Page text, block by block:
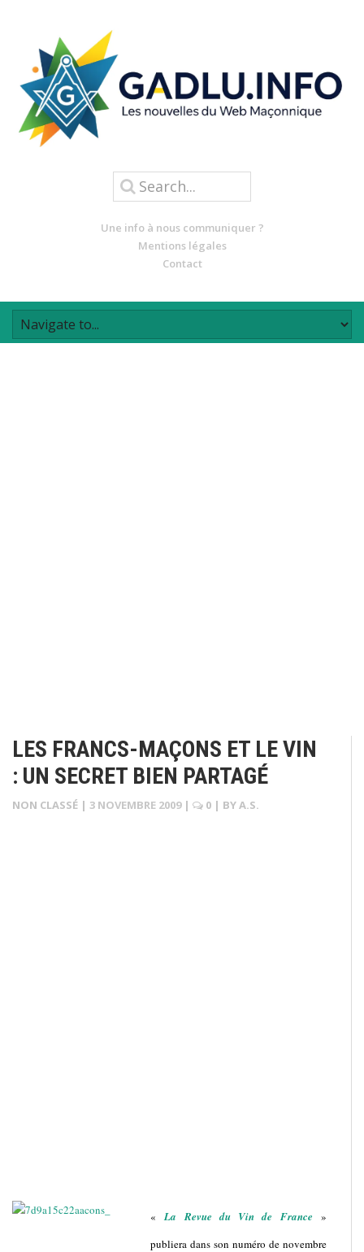
Une info à nous communiquer ?
Mentions légales
Contact
LES FRANCS-MAÇONS ET LE VIN
: UN SECRET BIEN PARTAGÉ
NON CLASSÉ | 3 NOVEMBRE 2009 | 0 | BYA.S.
«La Revue du Vin de France »
publiera dans son numéro de novembre